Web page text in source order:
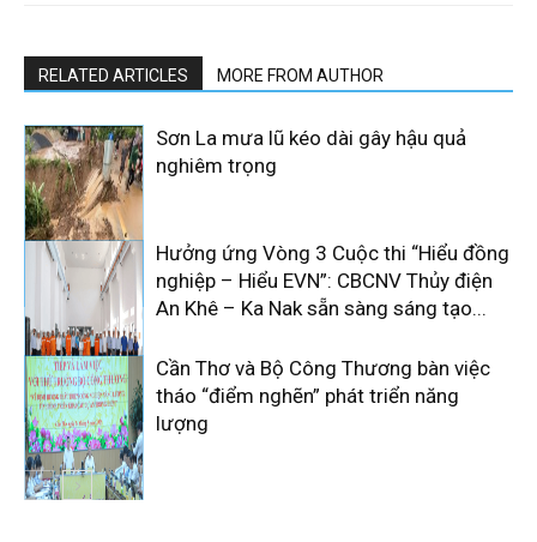
RELATED ARTICLES MORE FROM AUTHOR
Sơn La mưa lũ kéo dài gây hậu quả
nghiêm trọng
Hưởng ứng Vòng 3 Cuộc thi “Hiểu đồng
nghiệp – Hiểu EVN”: CBCNV Thủy điện
An Khê – Ka Nak sẵn sàng sáng tạo...
Cần Thơ và Bộ Công Thương bàn việc
tháo “điểm nghẽn” phát triển năng
lượng